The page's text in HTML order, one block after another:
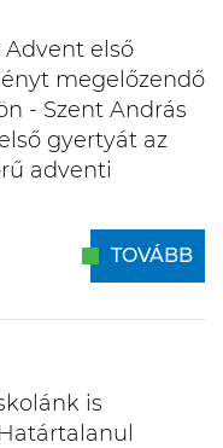
első
megelőzendő
- Szent András
gyertyát az
adventi
TOVÁBB
is